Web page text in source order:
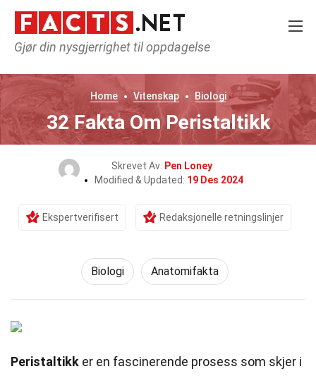
Gjør din nysgjerrighet til oppdagelse
Home Vitenskap Biologi
32 Fakta Om Peristaltikk
Skrevet Av: Pen Loney
Modified & Updated: 19 Des 2024
Ekspertverifisert Redaksjonelle retningslinjer
Biologi Anatomifakta
Peristaltikk er en fascinerende prosess som skjer i